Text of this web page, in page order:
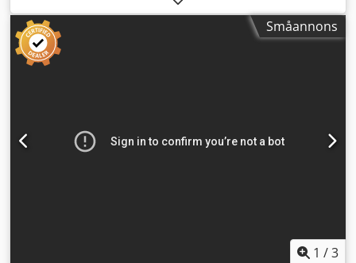
Årsmodell 2002 Utan stödspindel Cedpfjzqbkcox Apyerf
Småannons
1 /3